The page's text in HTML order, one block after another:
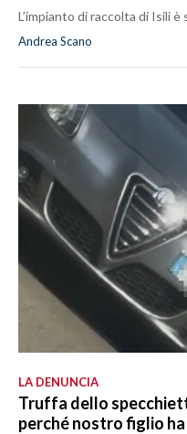
L’impianto di raccolta di Isili è
Andrea Scano
LA DENUNCIA
Truffa dello
perché nostro figlio